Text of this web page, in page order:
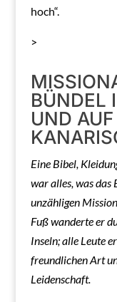
hoch“.
>
BÜNDEL
UND
Eine Bibel,
war alles, was das
unzähligen
Fuß wanderte er
Inseln; alle Leute
freundlichen Art
Leidenschaft.